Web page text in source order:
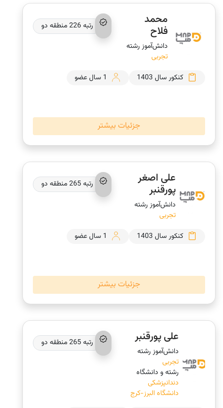
محمد
فلاح
دانش‌‎آموز رشته
تجربی
رتبه 226 منطقه دو
کنکور سال 1403 1 سال عضو
جزئیات بیشتر
علی اصغر
پورقنبر
دانش‌‎آموز رشته
تجربی
رتبه 265 منطقه دو
کنکور سال 1403 1 سال عضو
جزئیات بیشتر
علی پورقنبر
دانش‌‎آموز رشته
تجربی
رشته و دانشگاه
دندانپزشکی
دانشگاه البرز-کرج
رتبه 265 منطقه دو